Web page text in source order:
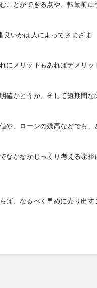
ことができる点や、転勤前
良いかは人によってさまざま
にメリットもあればデメリッ
確かどうか、そして短期間な
や、ローンの残高などでも
なかなかじっくり考える余
ば、なるべく早めに売り出す